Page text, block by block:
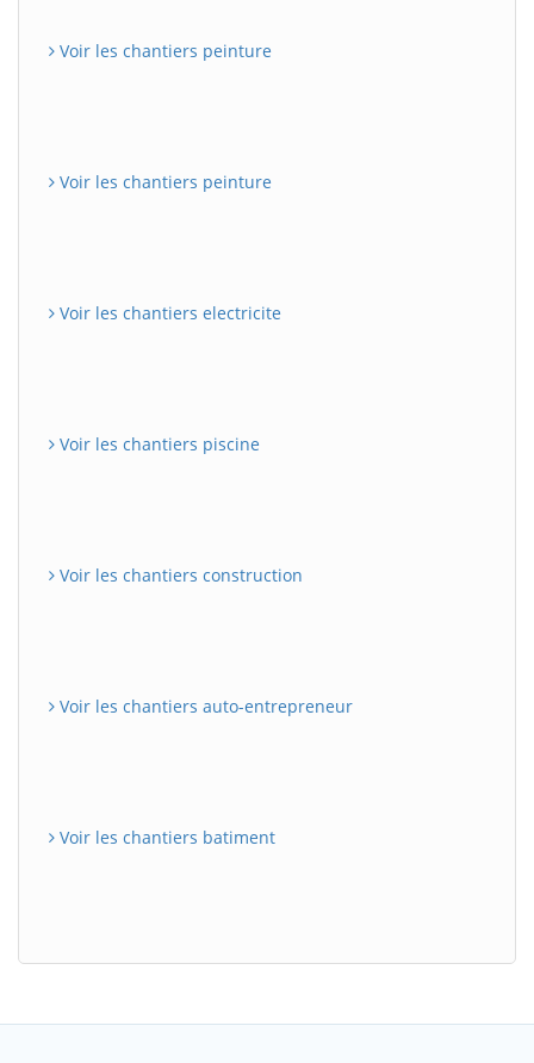
Voir les chantiers peinture
Voir les chantiers peinture
Voir les chantiers electricite
Voir les chantiers piscine
Voir les chantiers construction
Voir les chantiers auto-entrepreneur
Voir les chantiers batiment